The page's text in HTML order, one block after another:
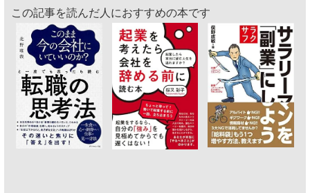
この記事を読んだ人におすすめの本です